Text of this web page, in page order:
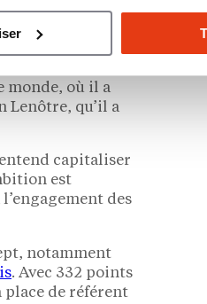
internationale
monde, où il a
Lenôtre, qu’il a
capitaliser
est
des
notamment
. Avec 332 points
place de référent